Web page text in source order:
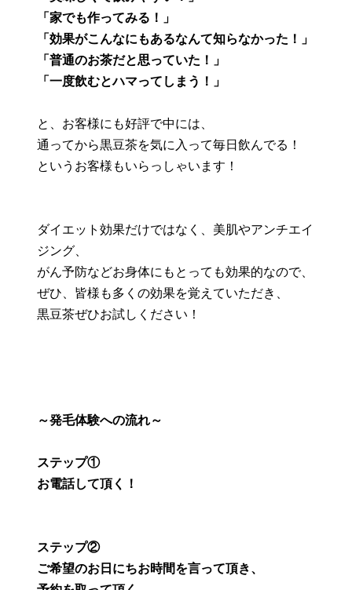
「家でも作ってみる！」
「効果がこんなにもあるなんて知らなかった！」
「普通のお茶だと思っていた！」
「一度飲むとハマってしまう！」
と、お客様にも好評で中には、
通ってから黒豆茶を気に入って毎日飲んでる！
というお客様もいらっしゃいます！
ダイエット効果だけではなく、美肌やアンチエイ
ジング、
がん予防などお身体にもとっても効果的なので、
ぜひ、皆様も多くの効果を覚えていただき、
黒豆茶ぜひお試しください！
～発毛体験への流れ～
ステップ①
お電話して頂く！
ステップ②
ご希望のお日にちお時間を言って頂き、